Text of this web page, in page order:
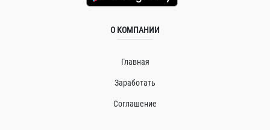
О КОМПАНИИ
Главная
Заработать
Соглашение